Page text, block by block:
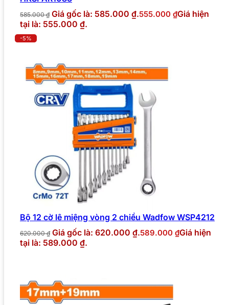
585.000₫ Giá gốc là: 585.000 ₫.555.000 ₫Giá hiện
tại là: 555.000 ₫.
-5%
Bộ 12 cờ lê miệng vòng 2 chiều Wadfow WSP4212
620.000₫ Giá gốc là: 620.000 ₫.589.000 ₫Giá hiện
tại là: 589.000 ₫.